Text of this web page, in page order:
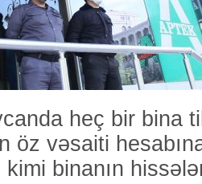
heç bir bina
öz vəsaiti
binanın